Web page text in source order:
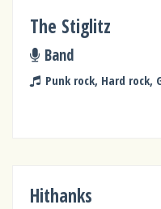
The Stiglitz
Band
Punk rock, Hard rock,
Hithanks